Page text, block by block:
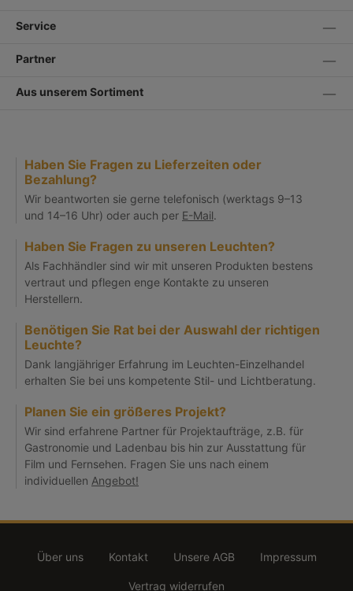
Service
Partner
Aus unserem Sortiment
Haben Sie Fragen zu Lieferzeiten oder
Bezahlung?
Wir beantworten sie gerne telefonisch (werktags 9–13
und 14–16 Uhr) oder auch per E-Mail.
Haben Sie Fragen zu unseren Leuchten?
Als Fachhändler sind wir mit unseren Produkten bestens
vertraut und pflegen enge Kontakte zu unseren
Herstellern.
Benötigen Sie Rat bei der Auswahl der richtigen
Leuchte?
Dank langjähriger Erfahrung im Leuchten-Einzelhandel
erhalten Sie bei uns kompetente Stil- und Lichtberatung.
Planen Sie ein größeres Projekt?
Wir sind erfahrene Partner für Projektaufträge, z.B. für
Gastronomie und Ladenbau bis hin zur Ausstattung für
Film und Fernsehen. Fragen Sie uns nach einem
individuellen Angebot!
Über uns Kontakt Unsere AGB Impressum
Vertrag widerrufen